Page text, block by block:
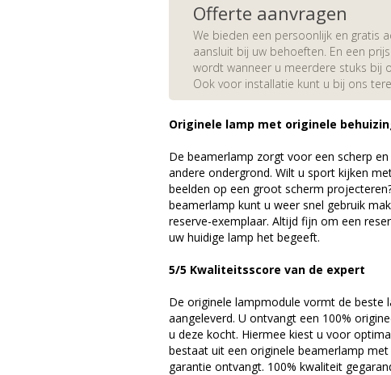
Offerte aanvragen
We bieden een persoonlijk en gratis
aansluit bij uw behoeften. En een
wordt wanneer u meerdere stuks bij
Ook voor installatie kunt u bij ons
Originele lamp met originele
De beamerlamp zorgt voor een scherp
andere ondergrond. Wilt u sport kijken
beelden op een groot scherm
beamerlamp kunt u weer snel gebruik
reserve-exemplaar. Altijd fijn om een
uw huidige lamp het begeeft.
5/5 Kwaliteitsscore van de expert
De originele lampmodule vormt de beste
aangeleverd. U ontvangt een 100%
u deze kocht. Hiermee kiest u voor
bestaat uit een originele beamerlamp
garantie ontvangt. 100% kwaliteit